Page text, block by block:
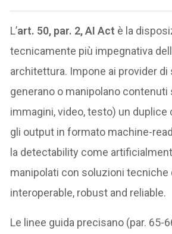
L’art. 50, par. 2, AI Act è la
tecnicamente più impegnativa
architettura. Impone ai provider
generano o manipolano contenuti
immagini, video, testo) un duplice
gli output in formato machine-
la detectability come
manipolati con soluzioni
interoperable, robust and reliable.
Le linee guida precisano (par. 65-